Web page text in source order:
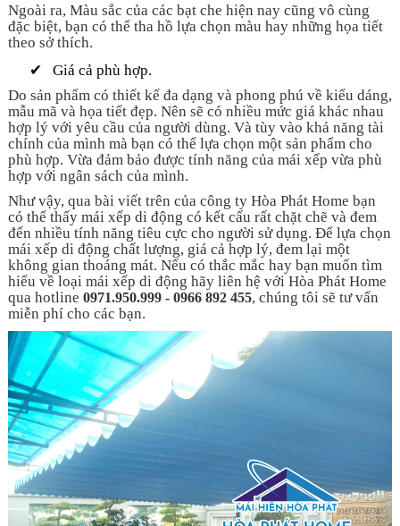
Ngoài ra, Màu sắc của các bạt che hiện nay cũng vô cùng
đặc biệt, bạn có thể tha hồ lựa chọn màu hay những họa tiết
theo sở thích.
✔
Giá cả phù hợp.
Do sản phẩm có thiết kế đa dạng và phong phú về kiểu dáng,
mẫu mã và họa tiết đẹp. Nên sẽ có nhiều mức giá khác nhau
hợp lý với yêu cầu của người dùng. Và tùy vào khả năng tài
chính của mình mà bạn có thể lựa chọn một sản phẩm cho
phù hợp. Vừa đảm bảo được tính năng của mái xếp vừa phù
hợp với ngân sách của mình.
Như vậy, qua bài viết trên của công ty Hòa Phát Home bạn
có thể thấy mái xếp di động có kết cấu rất chặt chẽ và đem
đến nhiều tính năng tiêu cực cho người sử dụng. Để lựa chọn
mái xếp di động chất lượng, giá cả hợp lý, đem lại một
không gian thoáng mát. Nếu có thắc mắc hay bạn muốn tìm
hiểu về loại mái xếp di động hãy liên hệ với Hòa Phát Home
qua hotline 0971.950.999 - 0966 892 455, chúng tôi sẽ tư vấn
miễn phí cho các bạn.